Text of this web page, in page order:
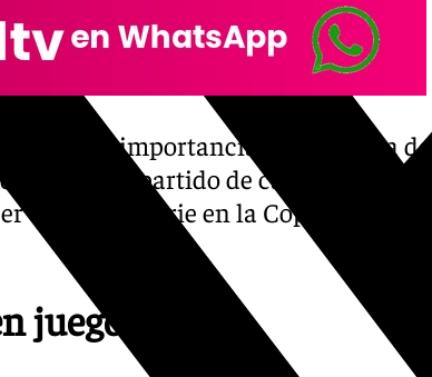
poca importancia a ser cabeza de
a ganar el partido de cara al playoff.
cabeza de serie en la Copa y a las
juego